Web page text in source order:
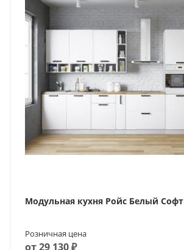
Модульная кухня Ройс Белый Софт
Розничная цена
от 29 130 ₽